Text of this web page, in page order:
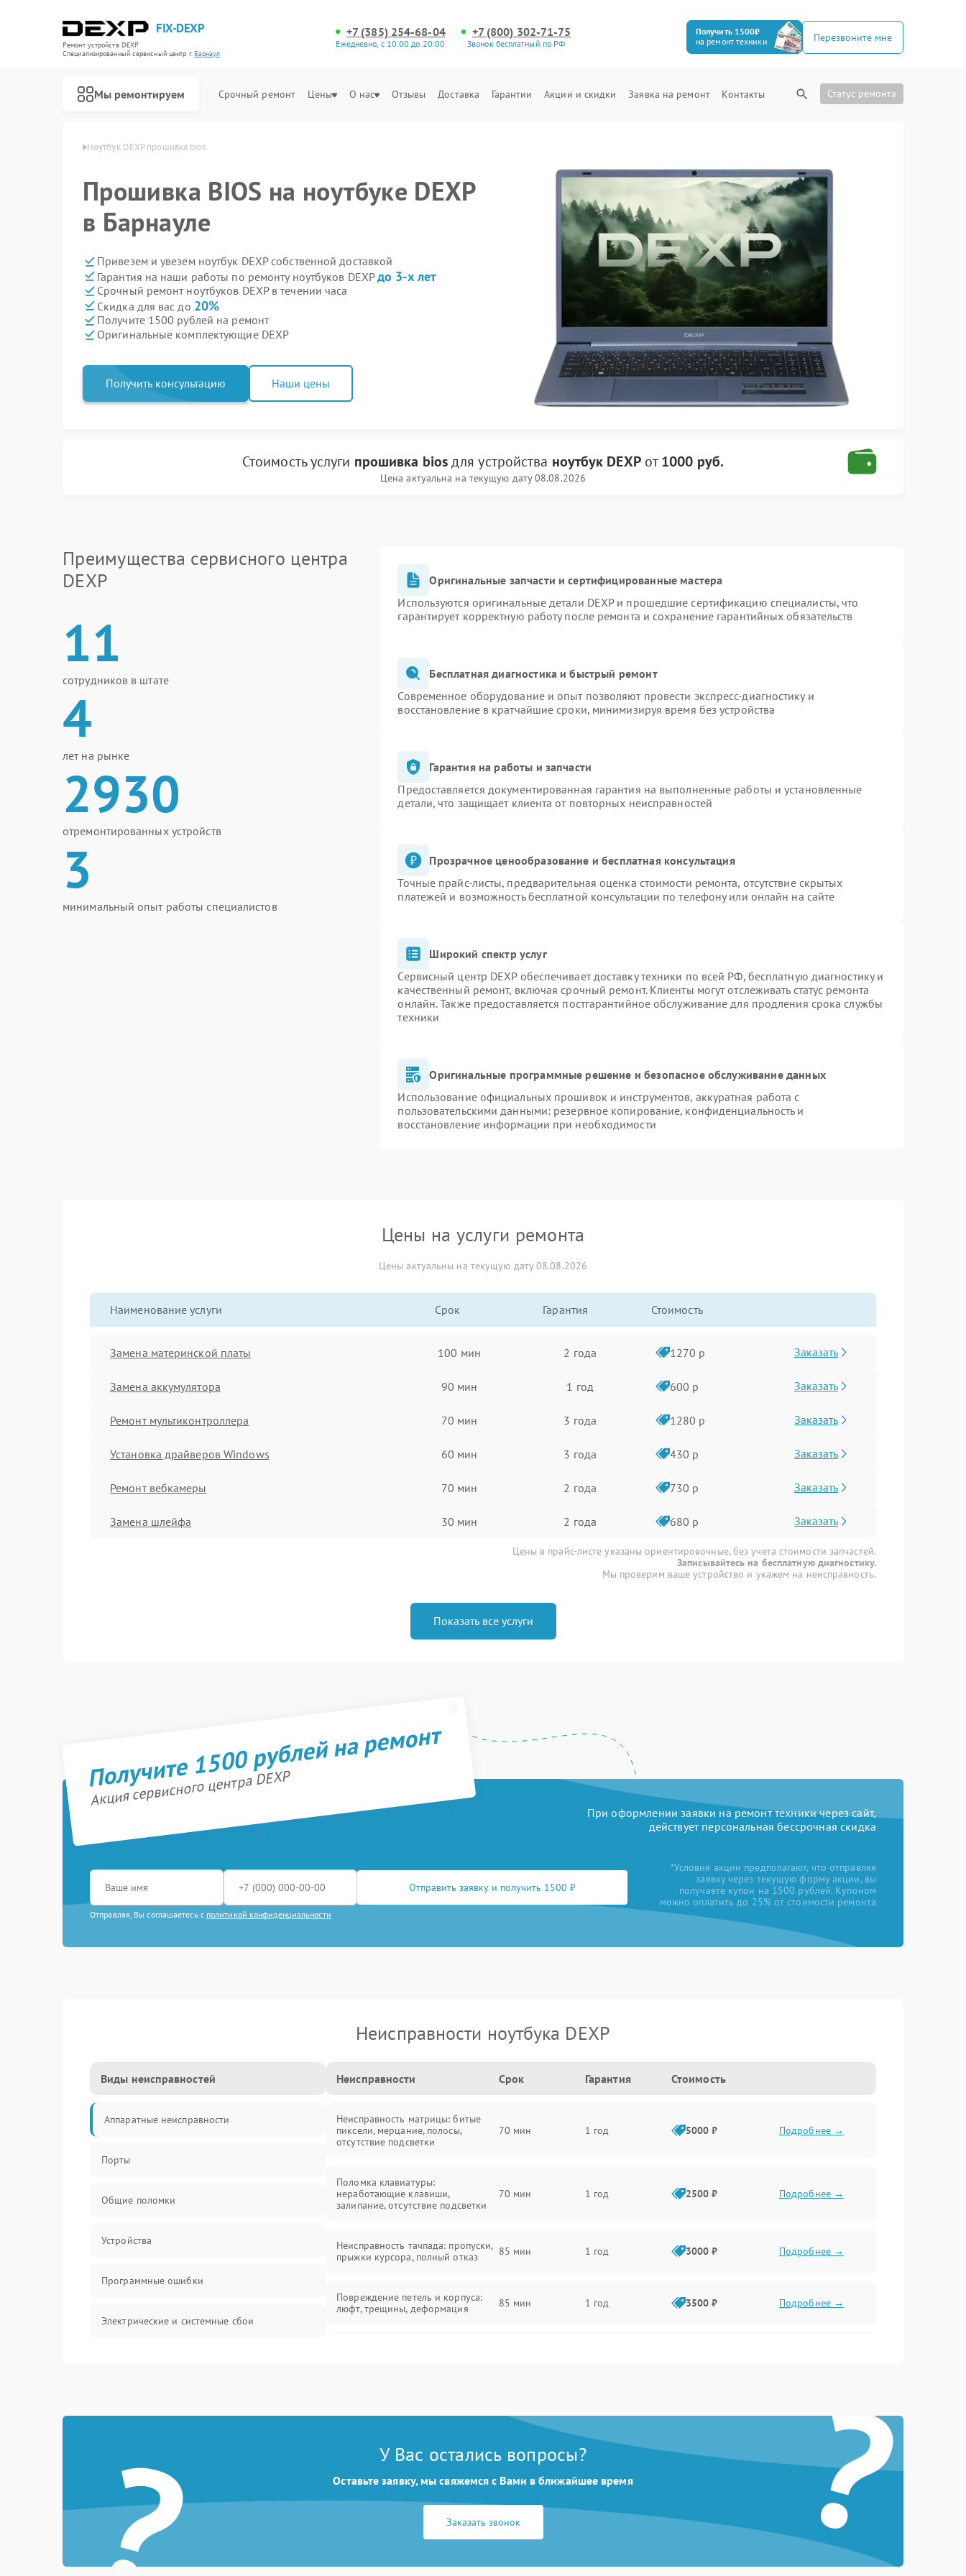
FIX-DEXP
Ремонт устройств DEXP
Специализированный cервисный центр г.Барнаул
+7 (385) 254-68-04
Ежедневно, с 10:00 до 20:00
+7 (800) 302-71-75
Звонок бесплатный по РФ
Получить 1500₽
на ремонт техники
Перезвоните мне
Мы ремонтируем Срочный ремонт Цены О нас Отзывы Доставка Гарантии Акции и скидки Заявка на ремонт Контакты Статус ремонта
Ноутбук DEXP прошивка bios
Прошивка BIOS на ноутбуке DEXP
в Барнауле
Привезем и увезем ноутбук DEXP собственной доставкой
Гарантия на наши работы по ремонту ноутбуков DEXPдо 3-х лет
Срочный ремонт ноутбуков DEXP в течении часа
Скидка для вас до 20%
Получите 1500 рублей на ремонт
Оригинальные комплектующие DEXP
Получить консультацию Наши цены
Стоимость услуги прошивка biosдля устройства ноутбук DEXPот1000 руб.
Цена актуальна на текущую дату 08.08.2026
Преимущества сервисного центра
DEXP
11
сотрудников в штате
4
лет на рынке
2930
отремонтированных устройств
3
минимальный опыт работы специалистов
Оригинальные запчасти и сертифицированные мастера
Используются оригинальные детали DEXP и прошедшие сертификацию специалисты, что
гарантирует корректную работу после ремонта и сохранение гарантийных обязательств
Бесплатная диагностика и быстрый ремонт
Современное оборудование и опыт позволяют провести экспресс-диагностику и
восстановление в кратчайшие сроки, минимизируя время без устройства
Гарантия на работы и запчасти
Предоставляется документированная гарантия на выполненные работы и установленные
детали, что защищает клиента от повторных неисправностей
Прозрачное ценообразование и бесплатная консультация
Точные прайс-листы, предварительная оценка стоимости ремонта, отсутствие скрытых
платежей и возможность бесплатной консультации по телефону или онлайн на сайте
Широкий спектр услуг
Сервисный центр DEXP обеспечивает доставку техники по всей РФ, бесплатную диагностику и
качественный ремонт, включая срочный ремонт. Клиенты могут отслеживать статус ремонта
онлайн. Также предоставляется постгарантийное обслуживание для продления срока службы
техники
Оригинальные программные решение и безопасное обслуживание данных
Использование официальных прошивок и инструментов, аккуратная работа с
пользовательскими данными: резервное копирование, конфиденциальность и
восстановление информации при необходимости
Цены на услуги ремонта
Цены актуальны на текущую дату 08.08.2026
Наименование услуги Срок Гарантия Стоимость
Замена материнской платы 100 мин 2 года 1270 р Заказать
Замена аккумулятора 90 мин 1 год 600 р Заказать
Ремонт мультиконтроллера 70 мин 3 года 1280 р Заказать
Установка драйверов Windows 60 мин 3 года 430 р Заказать
Ремонт вебкамеры 70 мин 2 года 730 р Заказать
Замена шлейфа 30 мин 2 года 680 р Заказать
Цены в прайс-листе указаны ориентировочные, без учета стоимости запчастей.
Записывайтесь на бесплатную диагностику.
Мы проверим ваше устройство и укажем на неисправность.
Показать все услуги
Получите 1500 рублей на ремонт
Акция сервисного центра DEXP
При оформлении заявки на ремонт техники через сайт,
действует персональная бессрочная скидка
Отправить заявку и получить 1500 ₽
Отправляя, Вы соглашаетесь с политикой конфиденциальности
*Условия акции предполагают, что отправляя
заявку через текущую форму акции, вы
получаете купон на 1500 рублей. Купоном
можно оплатить до 25% от стоимости ремонта
Неисправности ноутбука DEXP
Виды неисправностей
Аппаратные неисправности
Порты
Общие поломки
Устройства
Программные ошибки
Электрические и системные сбои
Система охлаждения
Неисправности Срок Гарантия Стоимость
Неисправность матрицы: битые
пиксели, мерцание, полосы,
отсутствие подсветки
70 мин 1 год 5000 ₽ Подробнее →
Поломка клавиатуры:
неработающие клавиши,
залипание, отсутствие подсветки
70 мин 1 год 2500 ₽ Подробнее →
Неисправность тачпада: пропуски,
прыжки курсора, полный отказ
85 мин 1 год 3000 ₽ Подробнее →
Повреждение петель и корпуса:
люфт, трещины, деформация
85 мин 1 год 3500 ₽ Подробнее →
85 мин 1 год 2000 ₽ Подробнее →
Перегрев из‑за пыли, износа
термопасты или неисправности
кулера
75 мин Подробнее →
Выход из строя SSD или HDD:
медленная загрузка, ошибки
80 мин Подробнее →
? ?
У Вас остались вопросы?
Оставьте заявку, мы свяжемся с Вами в ближайшее время
Заказать звонок